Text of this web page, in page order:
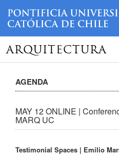
ARQUITECTURA
AGENDA
MAY 12 ONLINE |
MARQ UC
Testimonial Spaces | Emilio